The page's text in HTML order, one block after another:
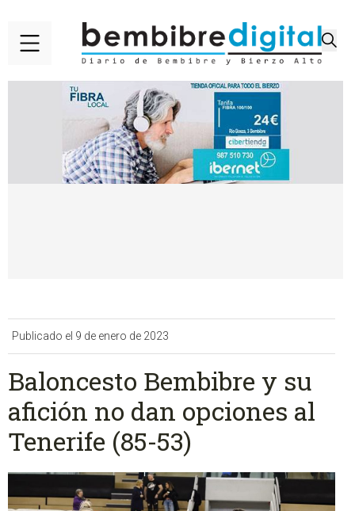
Publicado el 9 de enero de 2023
Baloncesto Bembibre y su
afición no dan opciones al
Tenerife (85-53)